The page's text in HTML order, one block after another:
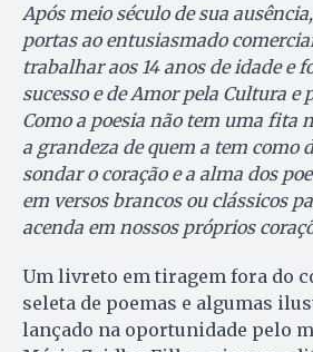
Após meio século de sua
portas ao entusiasmado
trabalhar aos 14 anos de idade e
sucesso e de Amor pela Cultura e
Como a poesia não tem uma fita
a grandeza de quem a tem como
sondar o coração e a alma dos
em versos brancos ou clássicos
acenda em nossos próprios
Um livreto em tiragem fora do
seleta de poemas e algumas
lançado na oportunidade pelo